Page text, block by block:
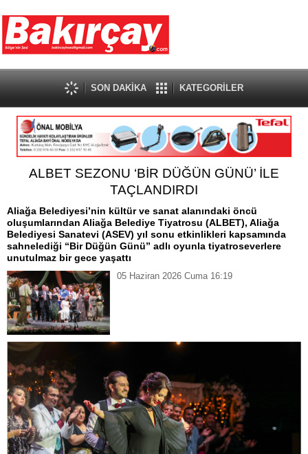
SON DAKİKA KATEGORİLER
ALBET SEZONU ‘BİR DÜĞÜN GÜNÜ’ İLE
TAÇLANDIRDI
Aliağa Belediyesi’nin kültür ve sanat alanındaki öncü
oluşumlarından Aliağa Belediye Tiyatrosu (ALBET), Aliağa
Belediyesi Sanatevi (ASEV) yıl sonu etkinlikleri kapsamında
sahnelediği “Bir Düğün Günü” adlı oyunla tiyatroseverlere
unutulmaz bir gece yaşattı
05 Haziran 2026 Cuma 16:19